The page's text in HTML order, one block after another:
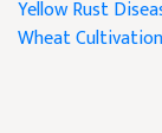
Yellow Rust
Wheat Cultivation